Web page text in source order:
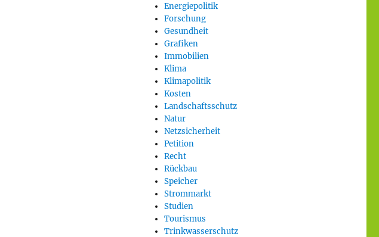
Energiepolitik
Forschung
Gesundheit
Grafiken
Immobilien
Klima
Klimapolitik
Kosten
Landschaftsschutz
Natur
Netzsicherheit
Petition
Recht
Rückbau
Speicher
Strommarkt
Studien
Tourismus
Trinkwasserschutz